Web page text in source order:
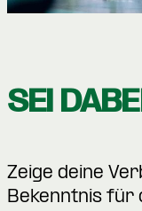
SEI DABEI
Zeige deine
Bekenntnis für